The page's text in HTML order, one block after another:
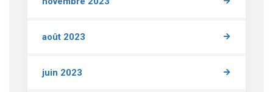
août 2023
juin 2023